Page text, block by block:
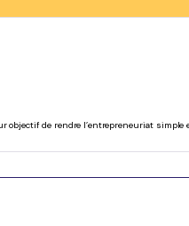
objectif de rendre l’entrepreneuriat